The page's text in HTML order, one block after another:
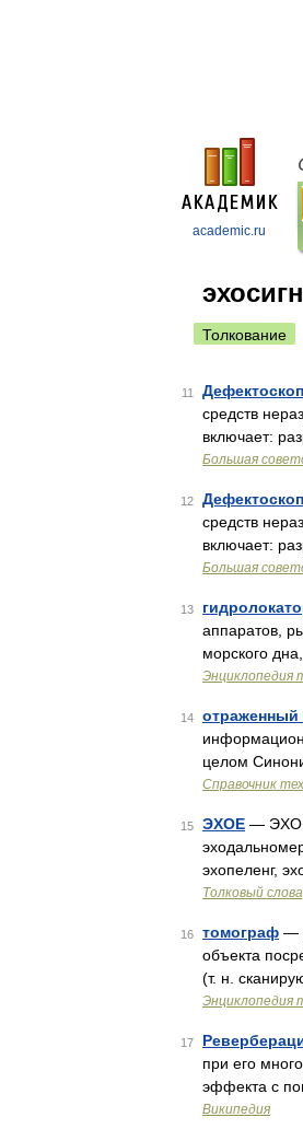
academic.ru
Толкование
11
средств
включает:
Большая
12
средств
включает:
Большая
13
аппаратов,
морского
Энциклопедия
14 отраженный
целом
Справочник
15 ЭХОЕ —
эхопеленг,
Толковый
16 томограф —
объекта
(т. н.
Энциклопедия
17
при его
эффекта с
Википедия